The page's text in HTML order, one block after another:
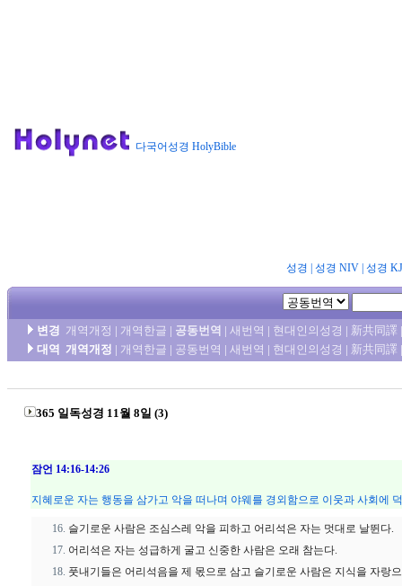
다국어성경 HolyBible
성경 성경 NIV| 성경
변경 개역개정 | 개역한글 | 공동번역 | 새번역 | 현대인의성경 | 新共同譯
대역 개역개정 | 개역한글 | 공동번역 | 새번역 | 현대인의성경 | 新共同譯
365 일독성경 11월 8일 (3)
잠언 14:16-14:26
지혜로운 자는 행동을 삼가고 악을 떠나며 야웨를 경외함으로 이웃과 사회에
슬기로운 사람은 조심스레 악을 피하고 어리석은 자는 멋대로 날뛴다.
어리석은 자는 성급하게 굴고 신중한 사람은 오래 참는다.
풋내기들은 어리석음을 제 몫으로 삼고 슬기로운 사람은 지식을 자랑